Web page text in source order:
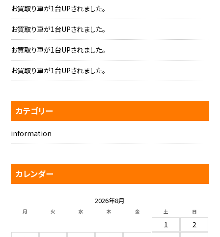
お買取り車が1台UPされました。
お買取り車が1台UPされました。
お買取り車が1台UPされました。
お買取り車が1台UPされました。
カテゴリー
information
カレンダー
2026年8月
月 火 水 木 金 土 日
1
2